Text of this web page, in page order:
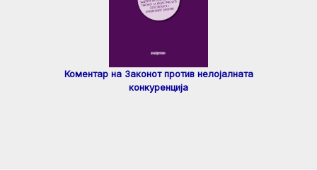
Коментар на Законот против нелојалната
конкуренција